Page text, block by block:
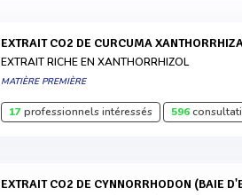
EXTRAIT CO2 DE CURCUMA
EXTRAIT RICHE EN XANTHORRHIZOL
MATIÈRE PREMIÈRE
17professionnels intéressés 596
EXTRAIT CO2 DE CYNNORRHODON (BAIE